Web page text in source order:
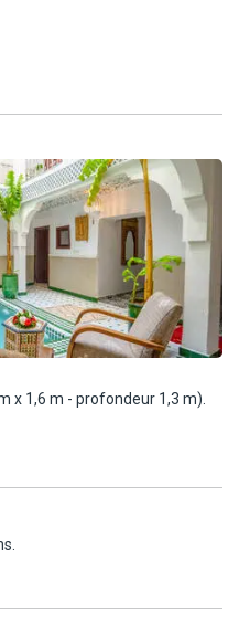
Petit déjeuner et dîner, à
x 1,6 m - profondeur 1,3 m).